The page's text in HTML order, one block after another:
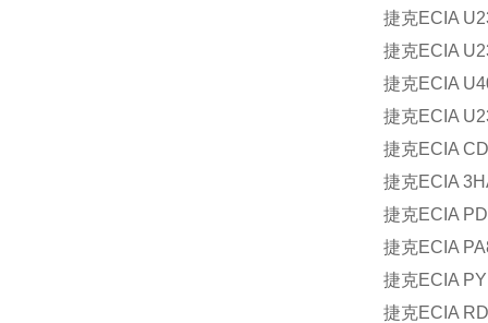
捷克ECIA
捷克ECIA
捷克ECIA
捷克ECIA
捷克ECIA
捷克ECIA
捷克ECIA
捷克ECIA
捷克ECIA
捷克ECIA